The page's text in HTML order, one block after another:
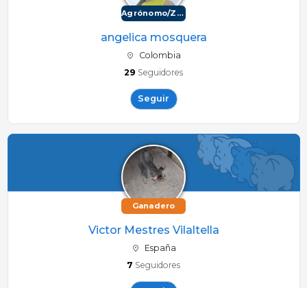
Agrónomo/Zootécnico
angelica mosquera
Colombia
29 Seguidores
Seguir
Ganadero
Victor Mestres Vilaltella
España
7 Seguidores